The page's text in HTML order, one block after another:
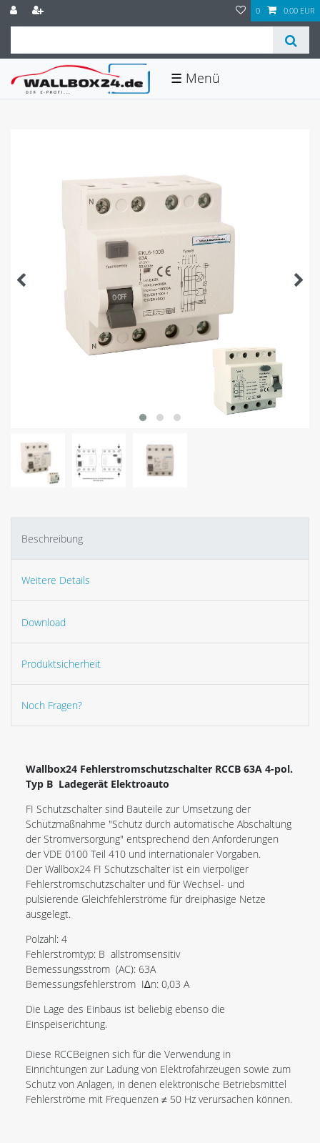
0 0,00 EUR
☰
Beschreibung
Weitere Details
Download
Produktsicherheit
Noch Fragen?
Wallbox24 Fehlerstromschutzschalter RCCB 63A 4-pol.
Typ B Ladegerät Elektroauto
FI Schutzschalter sind Bauteile zur Umsetzung der
Schutzmaßnahme "Schutz durch automatische Abschaltung
der Stromversorgung" entsprechend den Anforderungen
der VDE 0100 Teil 410 und internationaler Vorgaben.
Der Wallbox24 FI Schutzschalter ist ein vierpoliger
Fehlerstromschutzschalter und für Wechsel- und
pulsierende Gleichfehlerströme für dreiphasige Netze
ausgelegt.
Polzahl: 4
Fehlerstromtyp: B allstromsensitiv
Bemessungsstrom (AC): 63A
Bemessungsfehlerstrom I∆n: 0,03 A
Die Lage des Einbaus ist beliebig ebenso die
Einspeiserichtung.
Diese RCCBeignen sich für die Verwendung in
Einrichtungen zur Ladung von Elektrofahrzeugen sowie zum
Schutz von Anlagen, in denen elektronische Betriebsmittel
Fehlerströme mit Frequenzen ≠ 50 Hz verursachen können.